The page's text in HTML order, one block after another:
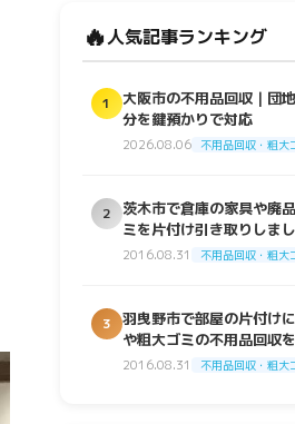
🔥人気記事ランキング
1
大阪市の不用品回収｜団
分を鍵預かりで対応
2026.08.06 不用品回収・粗大
2
茨木市で倉庫の家具や廃
ミを片付け引き取りしまし
2016.08.31 不用品回収・粗大
3
羽曳野市で部屋の片付け
や粗大ゴミの不用品回収を
2016.08.31 不用品回収・粗大